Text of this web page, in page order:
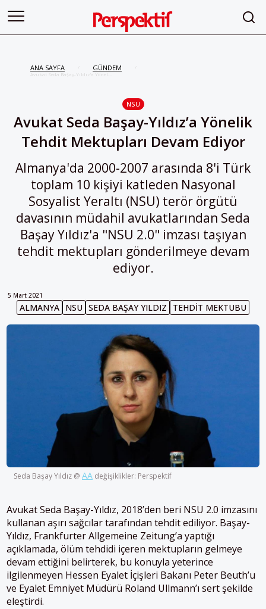
ANA SAYFA GÜNDEM
Avukat Seda Başay-Yıldız’a Yönelik
NSU
Avukat Seda Başay-Yıldız’a Yönelik
Tehdit Mektupları Devam Ediyor
Almanya'da 2000-2007 arasında 8'i Türk
toplam 10 kişiyi katleden Nasyonal
Sosyalist Yeraltı (NSU) terör örgütü
davasının müdahil avukatlarından Seda
Başay Yıldız'a "NSU 2.0" imzası taşıyan
tehdit mektupları gönderilmeye devam
ediyor.
5 Mart 2021
ALMANYA NSU SEDA BAŞAY YILDIZ TEHDIT MEKTUBU
Seda Başay Yıldız @ AA değişiklikler: Perspektif
Avukat Seda Başay-Yıldız, 2018’den beri NSU 2.0 imzasını
kullanan aşırı sağcılar tarafından tehdit ediliyor. Başay-
Yıldız, Frankfurter Allgemeine Zeitung’a yaptığı
açıklamada, ölüm tehdidi içeren mektupların gelmeye
devam ettiğini belirterek, bu konuyla yeterince
ilgilenmeyen Hessen Eyalet İçişleri Bakanı Peter Beuth’u
ve Eyalet Emniyet Müdürü Roland Ullmann’ı sert şekilde
eleştirdi.